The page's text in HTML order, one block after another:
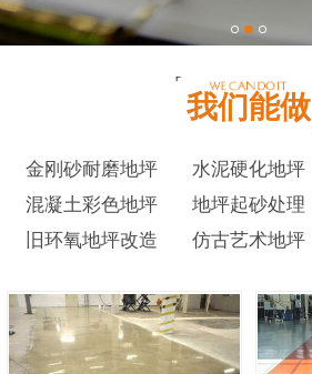
我们能做
金刚砂耐磨地坪 水泥硬化地坪
混凝土彩色地坪
地坪起砂处理
旧环氧地坪改造
仿古艺术地坪